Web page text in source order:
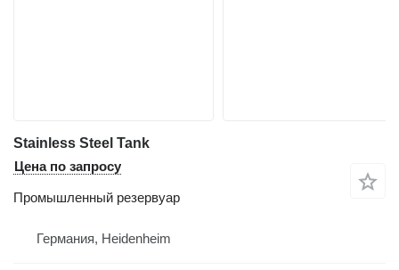
Stainless Steel Tank
Цена по запросу
Промышленный резервуар
Германия, Heidenheim